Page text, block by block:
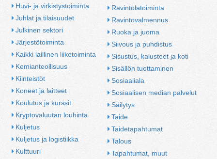
Huvi- ja virkistystoiminta
Juhlat ja tilaisuudet
Julkinen sektori
Järjestötoiminta
Kaikki laillinen liiketoiminta
Kemianteollisuus
Kiinteistöt
Koneet ja laitteet
Koulutus ja kurssit
Kryptovaluutan louhinta
Kuljetus
Kuljetus ja logistiikka
Kulttuuri
Ravintolatoiminta
Ravintovalmennus
Ruoka ja juoma
Siivous ja puhdistus
Sisustus, kalusteet ja koti
Sisällön tuottaminen
Sosiaaliala
Sosiaalisen median palvelut
Säilytys
Taide
Taidetapahtumat
Talous
Tapahtumat, muut